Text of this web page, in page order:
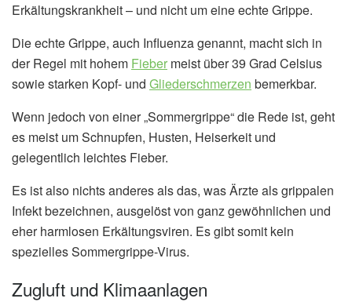
Erkältungskrankheit – und nicht um eine echte Grippe.
Die echte Grippe, auch Influenza genannt, macht sich in
der Regel mit hohem Fieber meist über 39 Grad Celsius
sowie starken Kopf- und Gliederschmerzen bemerkbar.
Wenn jedoch von einer „Sommergrippe“ die Rede ist, geht
es meist um Schnupfen, Husten, Heiserkeit und
gelegentlich leichtes Fieber.
Es ist also nichts anderes als das, was Ärzte als grippalen
Infekt bezeichnen, ausgelöst von ganz gewöhnlichen und
eher harmlosen Erkältungsviren. Es gibt somit kein
spezielles Sommergrippe-Virus.
Zugluft und Klimaanlagen